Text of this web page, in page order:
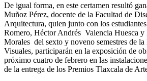
De igual forma, en este certamen resultó
Muñoz Pérez, docente de la Facultad de
Arquitectura, quien junto con los
Romero, Héctor Andrés Valencia Huesca
Morales del sexto y noveno semestres de
Visuales, participarán en la exposición de
próximo cuatro de febrero en las
de la entrega de los Premios Tlaxcala de